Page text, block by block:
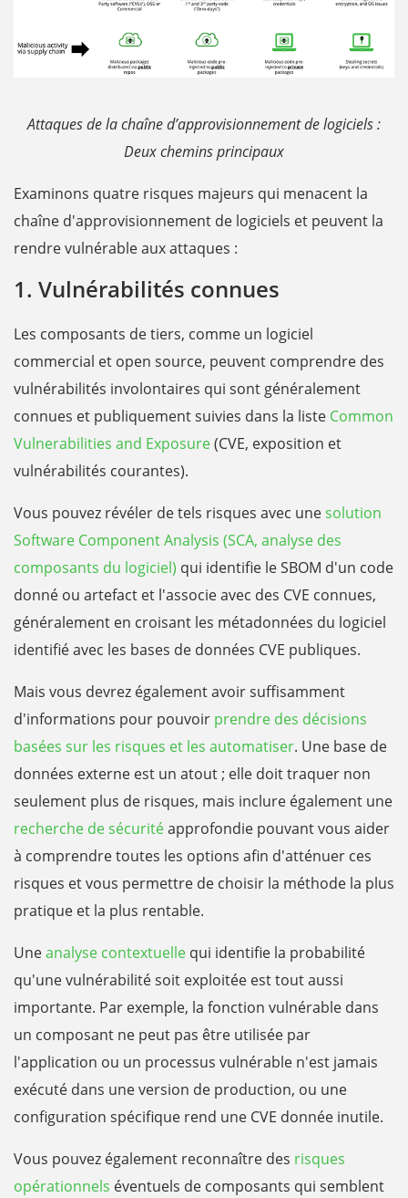
Attaques de la chaîne d’approvisionnement de logiciels :
Deux chemins principaux
Examinons quatre risques majeurs qui menacent la
chaîne d'approvisionnement de logiciels et peuvent la
rendre vulnérable aux attaques :
1. Vulnérabilités connues
Les composants de tiers, comme un logiciel
commercial et open source, peuvent comprendre des
vulnérabilités involontaires qui sont généralement
connues et publiquement suivies dans la liste Common
Vulnerabilities and Exposure(CVE, exposition et
vulnérabilités courantes).
Vous pouvez révéler de tels risques avec unesolution
Software Component Analysis (SCA, analyse des
composants du logiciel) qui identifie le SBOM d'un code
donné ou artefact et l'associe avec des CVE connues,
généralement en croisant les métadonnées du logiciel
identifié avec les bases de données CVE publiques.
Mais vous devrez également avoir suffisamment
d'informations pour pouvoir prendre des décisions
basées sur les risques et les automatiser. Une base de
données externe est un atout ; elle doit traquer non
seulement plus de risques, mais inclure également une
recherche de sécuritéapprofondie pouvant vous aider
à comprendre toutes les options afin d'atténuer ces
risques et vous permettre de choisir la méthode la plus
pratique et la plus rentable.
Uneanalyse contextuelle qui identifie la probabilité
qu'une vulnérabilité soit exploitée est tout aussi
importante. Par exemple, la fonction vulnérable dans
un composant ne peut pas être utilisée par
l'application ou un processus vulnérable n'est jamais
exécuté dans une version de production, ou une
configuration spécifique rend une CVE donnée inutile.
Vous pouvez également reconnaître des risques
opérationnels éventuels de composants qui semblent